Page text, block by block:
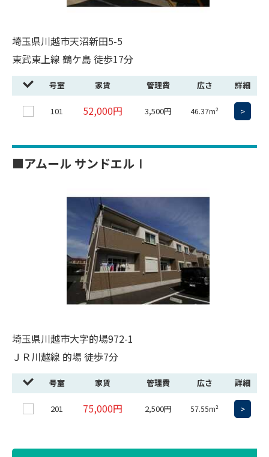
埼玉県川越市天沼新田5-5
東武東上線 鶴ケ島 徒歩17分
号室 家賃 管理費 広さ 詳細
101 52,000円 3,500円 46.37m² >
■アムール サンドエルⅠ
埼玉県川越市大字的場972-1
ＪＲ川越線 的場 徒歩7分
号室 家賃 管理費 広さ 詳細
201 75,000円 2,500円 57.55m² >